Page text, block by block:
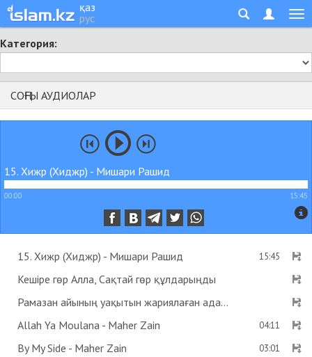
қаз
рус
Категория:
СОҢҒЫ АУДИОЛАР
15. Хижр (Хиджр) - Мишари Рашид
00:00 15:45
15. Хижр (Хиджр) - Мишари Рашид 15:45
Кешіре гөр Алла, Сақтай гөр құлдарыңды
Рамазан айының уақытын жариялаған адам пейіштік деген хадис бар ма? - Абдусамат Қасым
Allah Ya Moulana - Maher Zain
04:11
By My Side - Maher Zain 03:01